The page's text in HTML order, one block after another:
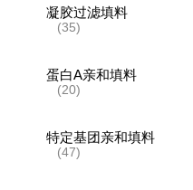
凝胶过滤填料
(35)
蛋白A亲和填料
(20)
特定基团亲和填料
(47)